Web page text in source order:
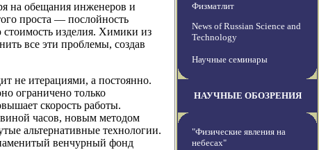
на обещания инженеров и
проста — послойность
стоимость изделия. Химики из
все эти проблемы, создав
не итерациями, а постоянно.
ограничено только
скорость работы.
часов, новым методом
альтернативные технологии.
венчурный фонд
Физматлит
News of Russian Science and
Technology
Научные семинары
НАУЧНЫЕ ОБОЗРЕНИЯ
"Физические явления на
небесах"